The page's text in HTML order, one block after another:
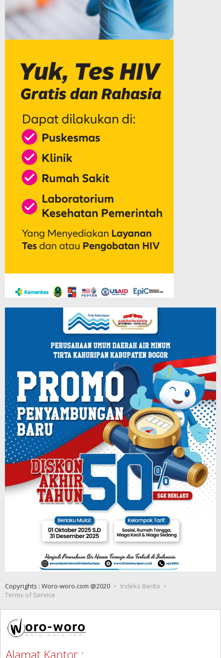
Copyrights : Woro-woro.com @2020
Indeks Berita
Terms of Service
Alamat Kantor :